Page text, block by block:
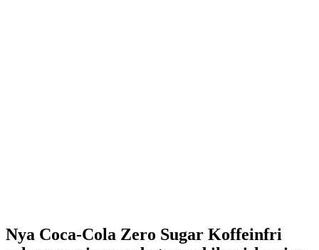
Nya Coca-Cola Zero Sugar Koffeinfri